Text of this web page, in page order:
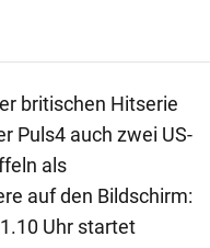
britischen Hitserie
Puls4 auch zwei US-
als
auf den Bildschirm:
Uhr startet